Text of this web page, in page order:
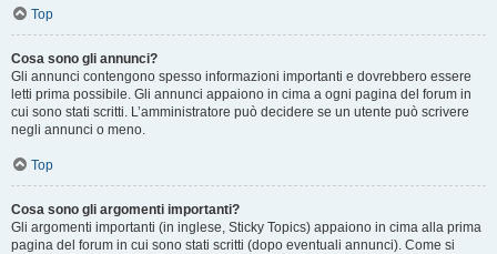
Top
Cosa sono gli annunci?
Gli annunci contengono spesso informazioni importanti e dovrebbero essere
letti prima possibile. Gli annunci appaiono in cima a ogni pagina del forum in
cui sono stati scritti. L’amministratore può decidere se un utente può scrivere
negli annunci o meno.
Top
Cosa sono gli argomenti importanti?
Gli argomenti importanti (in inglese, Sticky Topics) appaiono in cima alla prima
pagina del forum in cui sono stati scritti (dopo eventuali annunci). Come si